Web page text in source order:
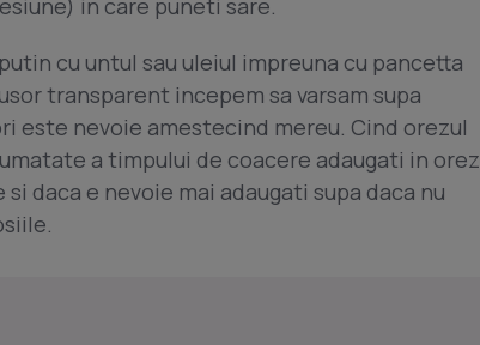
in care puneti sare.
cu untul sau uleiul impreuna cu pancetta
transparent incepem sa varsam supa
este nevoie amestecind mereu. Cind orezul
a timpului de coacere adaugati in orez
daca e nevoie mai adaugati supa daca nu